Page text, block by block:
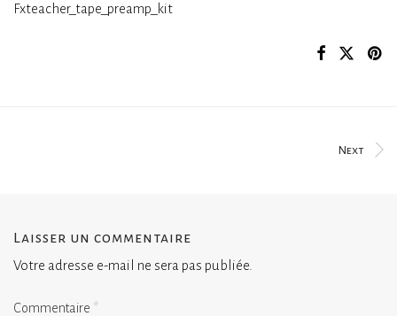
Fxteacher_tape_preamp_kit
Next
Laisser un commentaire
Votre adresse e-mail ne sera pas publiée.
Commentaire *